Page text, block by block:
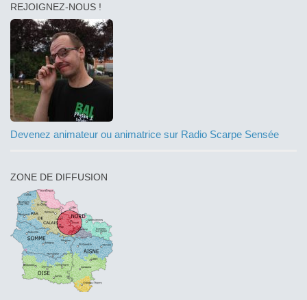
REJOIGNEZ-NOUS !
Devenez animateur ou animatrice sur Radio Scarpe Sensée
ZONE DE DIFFUSION